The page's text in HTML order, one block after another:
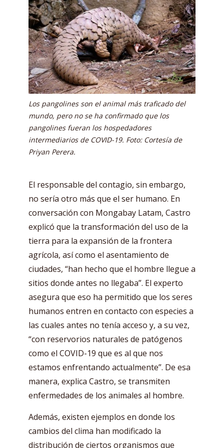
Los pangolines son el animal más traficado del
mundo, pero no se ha confirmado que los
pangolines fueran los hospedadores
intermediarios de COVID-19. Foto: Cortesía de
Priyan Perera.
El responsable del contagio, sin embargo,
no sería otro más que el ser humano. En
conversación con Mongabay Latam, Castro
explicó que la transformación del uso de la
tierra para la expansión de la frontera
agrícola, así como el asentamiento de
ciudades, “han hecho que el hombre llegue a
sitios donde antes no llegaba”. El experto
asegura que eso ha permitido que los seres
humanos entren en contacto con especies a
las cuales antes no tenía acceso y, a su vez,
“con reservorios naturales de patógenos
como el COVID-19 que es al que nos
estamos enfrentando actualmente”. De esa
manera, explica Castro, se transmiten
enfermedades de los animales al hombre.
Además, existen ejemplos en donde los
cambios del clima han modificado la
distribución de ciertos organismos que